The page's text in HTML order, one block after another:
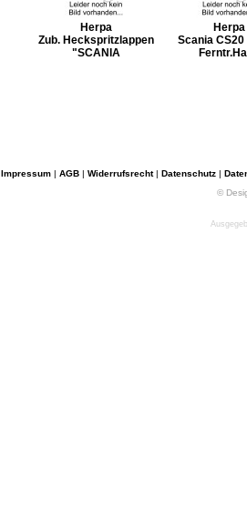
Herpa
Zub. Heckspritzlappen
"SCANIA
Herpa
Scania CS20
Impressum | AGB | Widerrufsrecht| Datenschutz |
©